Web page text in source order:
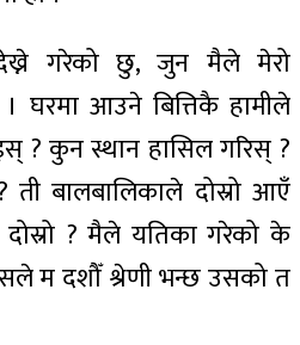
गरेको छु, जुन मैले मेरो
घरमा आउने बित्तिकै हामीले
? कुन स्थान हासिल गरिस् ?
ती बालबालिकाले दोस्रो आएँ
दोस्रो ? मैले यतिका गरेको के
म दशौँ श्रेणी भन्छ उसको त